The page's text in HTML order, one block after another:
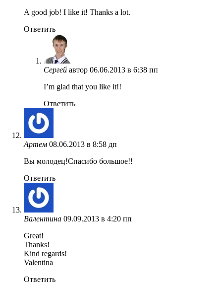
A good job! I like it! Thanks a lot.
Ответить
Сергей автор 06.06.2013 в 6:38 пп
I’m glad that you like it!!
Ответить
Артем 08.06.2013 в 8:58 дп
Вы молодец!Спасибо большое!!
Ответить
Валентина 09.09.2013 в 4:20 пп
Great!
Thanks!
Kind regards!
Valentina
Ответить